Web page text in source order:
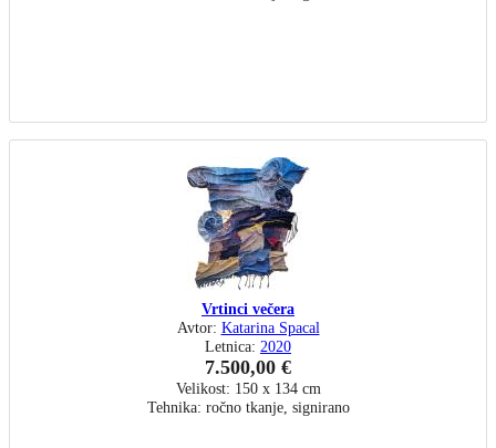
Vrtinci večera
Avtor: Katarina Spacal
Letnica: 2020
7.500,00 €
Velikost: 150 x 134 cm
Tehnika: ročno tkanje, signirano